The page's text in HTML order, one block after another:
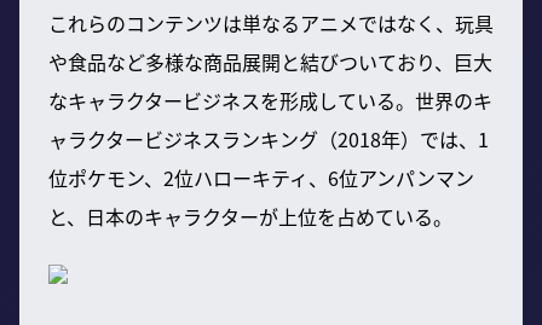
これらのコンテンツは単なるアニメではなく、玩具
や食品など多様な商品展開と結びついており、巨大
なキャラクタービジネスを形成している。世界のキ
ャラクタービジネスランキング（2018年）では、1
位ポケモン、2位ハローキティ、6位アンパンマン
と、日本のキャラクターが上位を占めている。